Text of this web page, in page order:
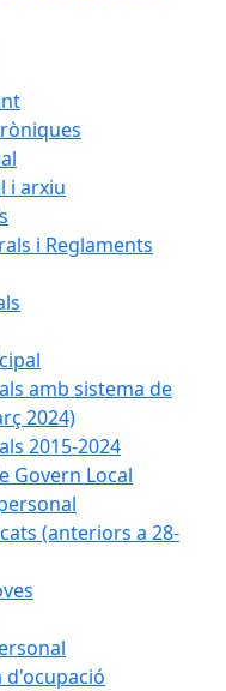
i arxiu
i Reglaments
amb sistema de
2024)
2015-2024
Govern Local
(anteriors a 28-
d'ocupació